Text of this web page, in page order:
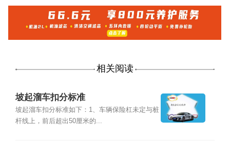
相关阅读
坡起溜车扣分标准
坡起溜车扣分标准如下：1、车辆保险杠未定与桩
杆线上，前后超出50厘米的...